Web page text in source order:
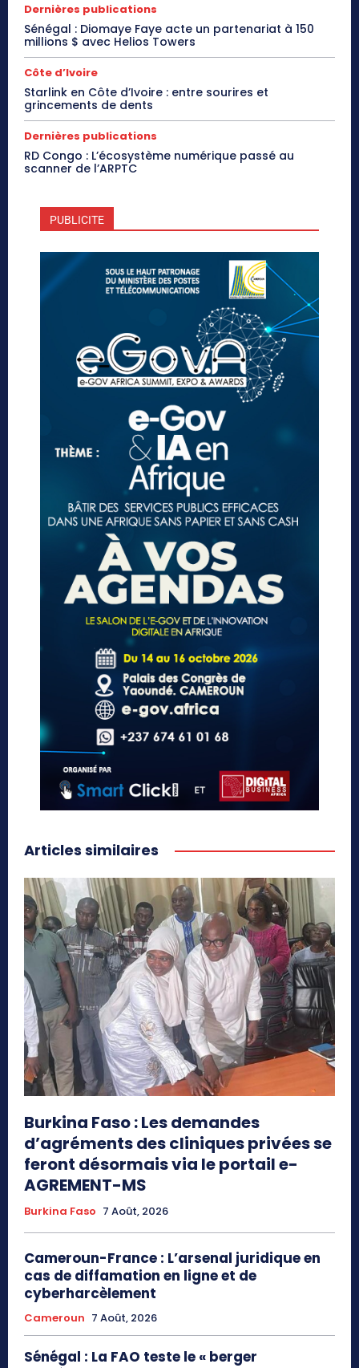
Dernières publications
Sénégal : Diomaye Faye acte un partenariat à 150
millions $ avec Helios Towers
Côte d’Ivoire
Starlink en Côte d’Ivoire : entre sourires et
grincements de dents
Dernières publications
RD Congo : L’écosystème numérique passé au
scanner de l’ARPTC
PUBLICITE
Articles similaires
Burkina Faso : Les demandes
d’agréments des cliniques privées se
feront désormais via le portail e-
AGREMENT-MS
Burkina Faso 7 Août, 2026
Cameroun-France : L’arsenal juridique en
cas de diffamation en ligne et de
cyberharcèlement
Cameroun 7 Août, 2026
Sénégal : La FAO teste le « berger